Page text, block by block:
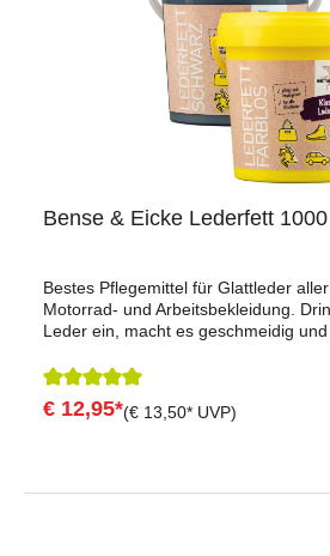
Bense & Eicke Lederfett 1000
Bestes Pflegemittel für Glattleder
Motorrad- und Arbeitsbekleidung.
Leder ein, macht es geschmeidig und
weichem Tuch auf das gereinigte
auftragen.Inhaltsstoffe: Hochwertige
Vaseline, ParfümAusführungen:
Durchschnittliche Bewertung von
€ 12,95*(€ 13,50* UVP)